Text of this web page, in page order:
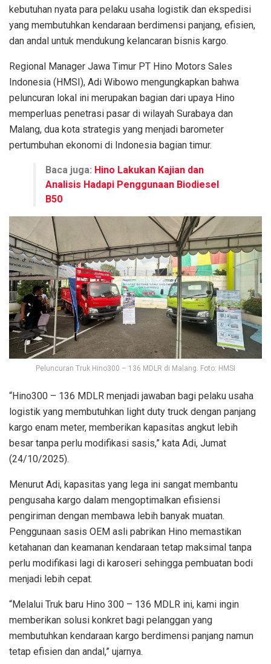
kebutuhan nyata para pelaku usaha logistik dan ekspedisi
yang membutuhkan kendaraan berdimensi panjang, efisien,
dan andal untuk mendukung kelancaran bisnis kargo.
Regional Manager Jawa Timur PT Hino Motors Sales
Indonesia (HMSI), Adi Wibowo mengungkapkan bahwa
peluncuran lokal ini merupakan bagian dari upaya Hino
memperluas penetrasi pasar di wilayah Surabaya dan
Malang, dua kota strategis yang menjadi barometer
pertumbuhan ekonomi di Indonesia bagian timur.
Baca juga: Hino Lakukan Kajian dan
Analisis Hadapi Penggunaan Biodiesel
B50
Peluncuran Truk Hino300 – 136 MDLR di Malang. Foto: HMSI
“Hino300 – 136 MDLR menjadi jawaban bagi pelaku usaha
logistik yang membutuhkan light duty truck dengan panjang
kargo enam meter, memberikan kapasitas angkut lebih
besar tanpa perlu modifikasi sasis,” kata Adi, Jumat
(24/10/2025).
Menurut Adi, kapasitas yang lega ini sangat membantu
pengusaha kargo dalam mengoptimalkan efisiensi
pengiriman dengan membawa lebih banyak muatan.
Penggunaan sasis OEM asli pabrikan Hino memastikan
ketahanan dan keamanan kendaraan tetap maksimal tanpa
perlu modifikasi lagi di karoseri sehingga pembuatan bodi
menjadi lebih cepat.
“Melalui Truk baru Hino 300 – 136 MDLR ini, kami ingin
memberikan solusi konkret bagi pelanggan yang
membutuhkan kendaraan kargo berdimensi panjang namun
tetap efisien dan andal,” ujarnya.